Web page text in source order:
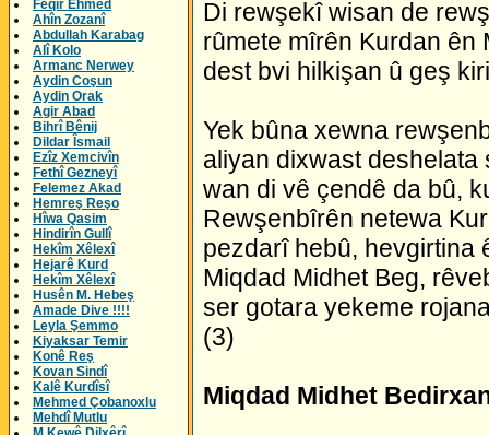
Feqîr Ehmed
Ahîn Zozanî
Abdullah Karabag
Alî Kolo
Armanc Nerwey
Aydin Coşun
Aydin Orak
Agir Abad
Bihrî Bênij
Dildar Îsmail
Ezîz Xemcivîn
Fethî Gezneyî
Felemez Akad
Hemreş Reşo
Hîwa Qasim
Hindirîn Gullî
Hekîm Xêlexî
Hejarê Kurd
Hekîm Xêlexî
Husên M. Hebeş
Amade Dive !!!!
Leyla Şemmo
Kiyaksar Temir
Konê Reş
Kovan Sindî
Kalê Kurdîsî
Mehmed Çobanoxlu
Mehdî Mutlu
Di rewşekî wisan de
rûmete mîrên Kurdan ên
dest bvi hilkişan û geş
Yek bûna xewna
aliyan dixwast
wan di vê çendê da bû,
Rewşenbîrên netewa
pezdarî hebû, hevgirtina
Miqdad Midhet Beg,
ser gotara yekeme
(3)
Miqdad Midhet